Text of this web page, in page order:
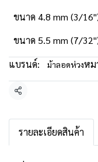
ขนาด 4.8 mm (3/
ขนาด 5.5 mm (7/
แบรนด์:
ม้าลอดห่วงหม
แชร์
รายละเอียดสินค้า